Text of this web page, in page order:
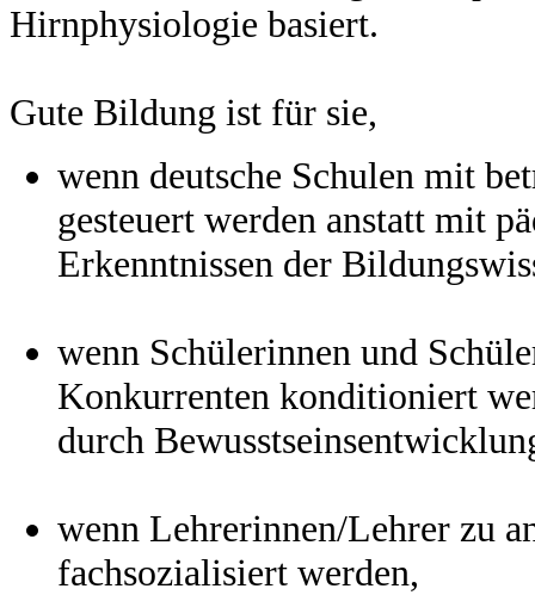
Hirnphysiologie basiert.
Gute Bildung ist für sie,
wenn deutsche Schulen mit
gesteuert werden anstatt mit
Erkenntnissen der
wenn Schülerinnen und
Konkurrenten konditioniert
durch
wenn Lehrerinnen/Lehrer zu
fachsozialisiert werden,